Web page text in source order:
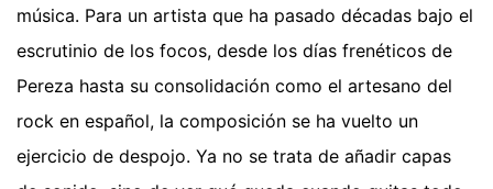
música. Para un artista que ha pasado décadas bajo el
escrutinio de los focos, desde los días frenéticos de
Pereza hasta su consolidación como el artesano del
rock en español, la composición se ha vuelto un
ejercicio de despojo. Ya no se trata de añadir capas